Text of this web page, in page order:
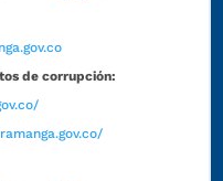
de corrupción: